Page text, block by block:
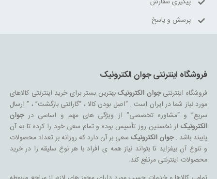
پرسش و پاسخ
فروشگاه اینترنتی جوان الکترونیک
فروشگاه اینترنتیجوان الکترونیکبهترین بستر برای خرید اینترنتی کالاهای
مورد نیاز شما در ایران است . “اصل بودن کالا ، “گارانتی بازگشت” ، ” ارسال
سریع” و “مشاوره تخصصی” از ویژگی های مهم و اساسی درجوان
الکترونیکاز نخستین روز تأسیس بوده و تمام سعی خود را کرده تا به آن
پایبند باشد .جوان الکترونیکسعی بر آن دارد که روزانه بر تعداد محصولات
و تنوع آن بیفزاید تا بتواند نیاز همه ی افراد با هر نوع سلیقه را در خرید
محصولات اینترنتی مرتفع کند.